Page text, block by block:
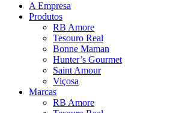
A Empresa
Produtos
RB Amore
Tesouro Real
Bonne Maman
Hunter’s Gourmet
Saint Amour
Viçosa
Marcas
RB Amore